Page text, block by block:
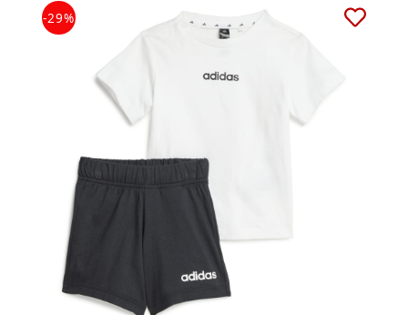
-29%